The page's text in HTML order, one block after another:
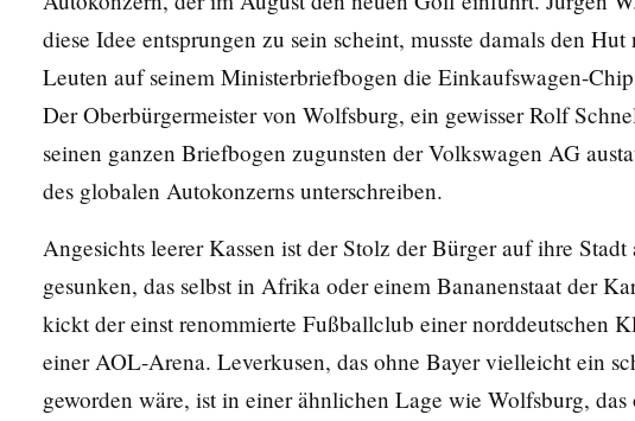
diese Idee entsprungen zu sein scheint, musste damals den
Leuten auf seinem Ministerbriefbogen die Einkaufswagen-
Der Oberbürgermeister von Wolfsburg, ein gewisser Rolf
seinen ganzen Briefbogen zugunsten der Volkswagen AG
des globalen Autokonzerns unterschreiben.
Angesichts leerer Kassen ist der Stolz der Bürger auf ihre
gesunken, das selbst in Afrika oder einem Bananenstaat der
kickt der einst renommierte Fußballclub einer norddeutschen
einer AOL-Arena. Leverkusen, das ohne Bayer vielleicht ein
geworden wäre, ist in einer ähnlichen Lage wie Wolfsburg,